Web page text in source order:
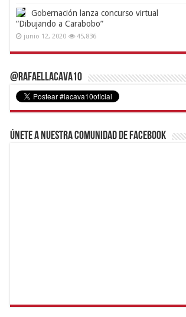
Gobernación lanza concurso virtual
“Dibujando a Carabobo”
junio 12, 2020 45,836
@RafaelLacava10
Únete a nuestra comunidad de Facebook